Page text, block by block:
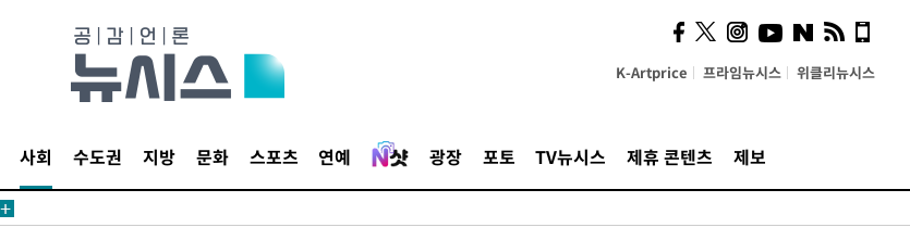
K-Artprice 프라임뉴시스 위클리뉴시스
사회 수도권 지방 문화 스포츠 연예 광장 포토 TV뉴시스 제휴 콘텐츠 제보